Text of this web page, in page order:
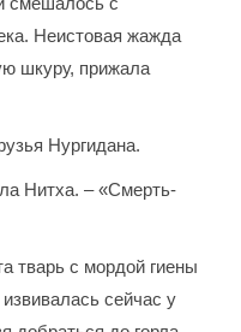
Неистовая жажда
шкуру, прижала
Нургидана.
Нитха. – «Смерть-
тварь с мордой гиены
сейчас у